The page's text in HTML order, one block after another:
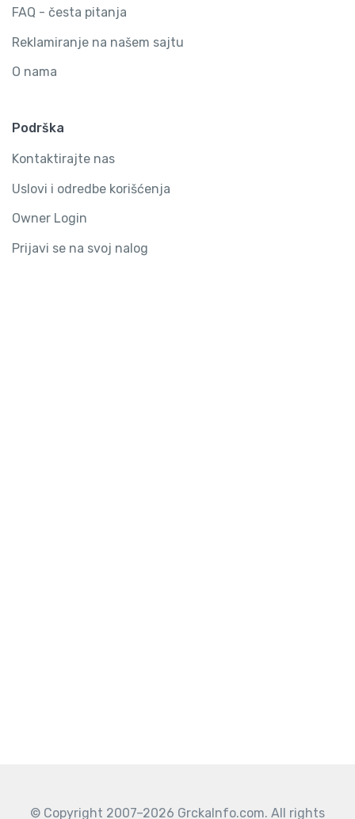
FAQ - česta pitanja
Reklamiranje na našem sajtu
O nama
Podrška
Kontaktirajte nas
Uslovi i odredbe korišćenja
Owner Login
Prijavi se na svoj nalog
© Copyright 2007–2026 GrckaInfo.com. All rights